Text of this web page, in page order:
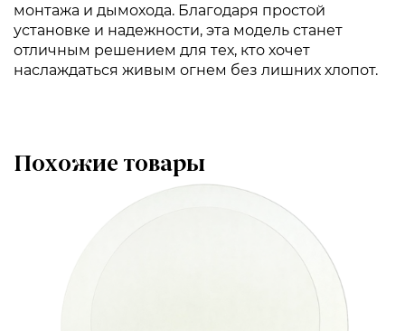
монтажа и дымохода. Благодаря простой
установке и надежности, эта модель станет
отличным решением для тех, кто хочет
наслаждаться живым огнем без лишних хлопот.
Похожие товары